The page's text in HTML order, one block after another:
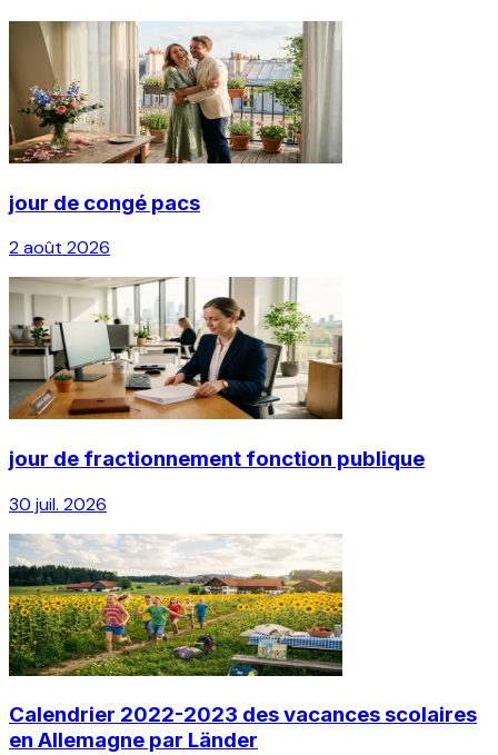
jour de congé pacs
2 août 2026
jour de fractionnement fonction publique
30 juil. 2026
Calendrier 2022-2023 des vacances scolaires
en Allemagne par Länder